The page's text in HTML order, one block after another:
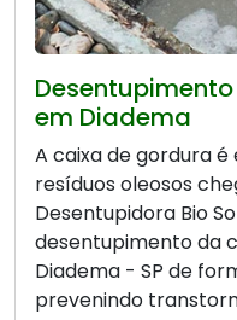
em Diadema
A caixa de gordura
resíduos oleosos
Desentupidora Bio
desentupimento da
Diadema - SP de
prevenindo